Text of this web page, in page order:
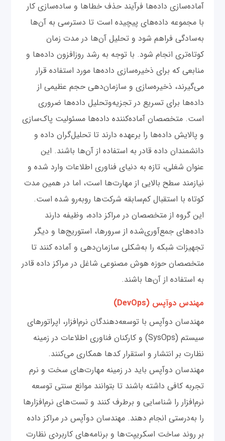
آماده‌سازی داده‌ها فرآیند حذف خطاها و ساده‌سازی کار
با مجموعه داده‌های پیچیده است تا دسترسی به آن‌ها
به‌سادگی فراهم شود و تحلیل آن‌ها در مدت زمان
کوتاه‌تری انجام شود. با توجه به رشد روزافزون داده‌ها و
منابعی که برای ذخیره‌سازی داده‌ها مورد استفاده قرار
می‌گیرند، ذخیره‌سازی و سازمان‌دهی حجم عظیمی از
داده‌ها برای تسریع در تجزیه‌و‌تحلیل داده‌ها ضروری
است. متخصصان آماده‌کننده داده‌ها مسئولیت پاک‌سازی
و پالایش داده‌ها را برعهده دارند تا تحلیل‌گران داده و
دانشمندان داده قادر به استفاده از آن‌ها باشند. این
عنوان شغلی، تازه به دنیای فناوری اطلاعات وارد شده و
نیازمند سطح بالایی از مهارت‌ها است، اما در همین مدت
کوتاه با استقبال کم‌سابقه شرکت‌ها روبه‌رو شده است.
این گروه از متخصصان در مراکز داده، وظیفه دارند
داده‌های جمع‌آوری‌شده از سرورها، استوریج‌ها و دیگر
تجهیزات شبکه را به‌شکلی سازمان‌دهی و آماده کنند تا
متخصصان حوزه هوش مصنوعی شاغل در مراکز داده قادر
به استفاده از آن‌ها باشند.
مهندس دوآپس (DevOps)
مهندسان دوآپس با توسعه‌دهندگان نرم‌افزار، اپراتورهای
سیستم (SysOps) و کارکنان فناوری اطلاعات در زمینه
نظارت بر انتشار و استقرار کد‌ها همکاری می‌کنند.
مهندسان دوآپس باید در زمینه مهارت‌های سخت و نرم
تجربه کافی داشته باشند تا بتوانند موانع سنتی توسعه
نرم‌افزار را شناسایی و برطرف کنند و تست‌های نرم‌افزارها
را به‌درستی انجام دهند. مهندسان دوآپس در مراکز داده
بر روند ساخت اسکریپت‌ها و برنامه‌های کاربردی نظارت